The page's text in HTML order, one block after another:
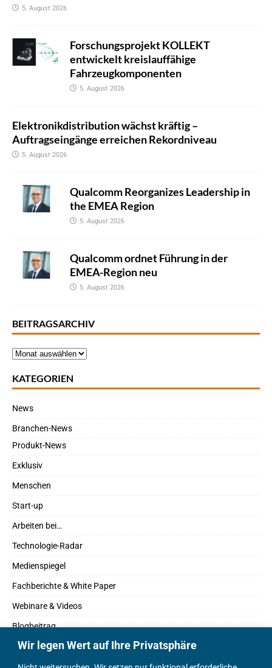
Wir legen Wert auf Ihre Privatsphäre
5. August 2026
Forschungsprojekt KOLLEKT
entwickelt kreislauffähige
Fahrzeugkomponenten
5. August 2026
Elektronikdistribution wächst kräftig –
Auftragseingänge erreichen Rekordniveau
5. August 2026
Qualcomm Reorganizes Leadership in
the EMEA Region
5. August 2026
Qualcomm ordnet Führung in der
EMEA-Region neu
5. August 2026
BEITRAGSARCHIV
KATEGORIEN
News
Branchen-News
Produkt-News
Exklusiv
Menschen
Start-up
Arbeiten bei…
Technologie-Radar
Medienspiegel
Fachberichte & White Paper
Webinare & Videos
Blogbeitrag
Fachbücher
Marktreport